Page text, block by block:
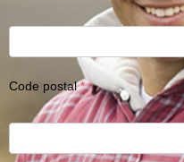
Code postal